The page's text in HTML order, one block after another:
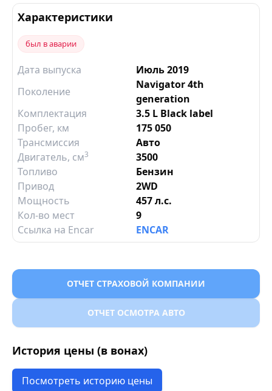
Характеристики
был в аварии
Дата выпуска
Июль 2019
Поколение
Navigator 4th
generation
Комплектация
3.5 L Black label
Пробег, км
175 050
Трансмиссия
Авто
Двигатель, см3
3500
Топливо
Бензин
Привод
2WD
Мощность
457 л.с.
Кол-во мест
9
Ссылка на Encar
ENCAR
ОТЧЕТ СТРАХОВОЙ КОМПАНИИ
ОТЧЕТ ОСМОТРА АВТО
История цены (в вонах)
Посмотреть историю цены